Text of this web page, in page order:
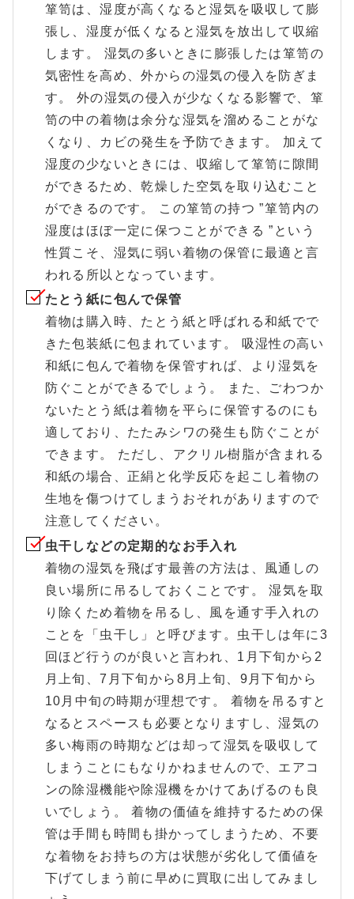
箪笥は、湿度が高くなると湿気を吸収して膨
張し、湿度が低くなると湿気を放出して収縮
します。 湿気の多いときに膨張したは箪笥の
気密性を高め、外からの湿気の侵入を防ぎま
す。 外の湿気の侵入が少なくなる影響で、箪
笥の中の着物は余分な湿気を溜めることがな
くなり、カビの発生を予防できます。 加えて
湿度の少ないときには、収縮して箪笥に隙間
ができるため、乾燥した空気を取り込むこと
ができるのです。 この箪笥の持つ ”箪笥内の
湿度はほぼ一定に保つことができる ”という
性質こそ、湿気に弱い着物の保管に最適と言
われる所以となっています。
たとう紙に包んで保管
着物は購入時、たとう紙と呼ばれる和紙でで
きた包装紙に包まれています。 吸湿性の高い
和紙に包んで着物を保管すれば、より湿気を
防ぐことができるでしょう。 また、ごわつか
ないたとう紙は着物を平らに保管するのにも
適しており、たたみシワの発生も防ぐことが
できます。 ただし、アクリル樹脂が含まれる
和紙の場合、正絹と化学反応を起こし着物の
生地を傷つけてしまうおそれがありますので
注意してください。
虫干しなどの定期的なお手入れ
着物の湿気を飛ばす最善の方法は、風通しの
良い場所に吊るしておくことです。 湿気を取
り除くため着物を吊るし、風を通す手入れの
ことを「虫干し」と呼びます。虫干しは年に3
回ほど行うのが良いと言われ、1月下旬から2
月上旬、7月下旬から8月上旬、9月下旬から
10月中旬の時期が理想です。 着物を吊るすと
なるとスペースも必要となりますし、湿気の
多い梅雨の時期などは却って湿気を吸収して
しまうことにもなりかねませんので、エアコ
ンの除湿機能や除湿機をかけてあげるのも良
いでしょう。 着物の価値を維持するための保
管は手間も時間も掛かってしまうため、不要
な着物をお持ちの方は状態が劣化して価値を
下げてしまう前に早めに買取に出してみまし